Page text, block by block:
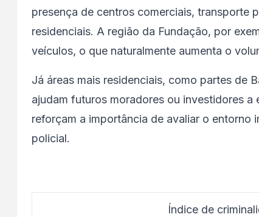
presença de centros comerciais, transporte
residenciais. A região da Fundação, por
veículos, o que naturalmente aumenta o
Já áreas mais residenciais, como partes de
ajudam futuros moradores ou investidores
reforçam a importância de avaliar o
policial.
Índice de